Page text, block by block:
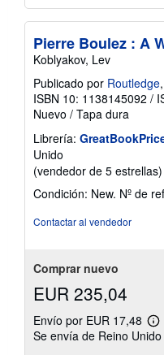
Pierre Boulez : A
Koblyakov, Lev
Publicado por Routledge
ISBN 10: 1138145092 /
Nuevo / Tapa dura
Librería:
Unido
(vendedor de 5 estrellas)
Condición: New. Nº de
Contactar al vendedor
Comprar nuevo
EUR 235,04
Envío por EUR 17,48
Se envía de Reino